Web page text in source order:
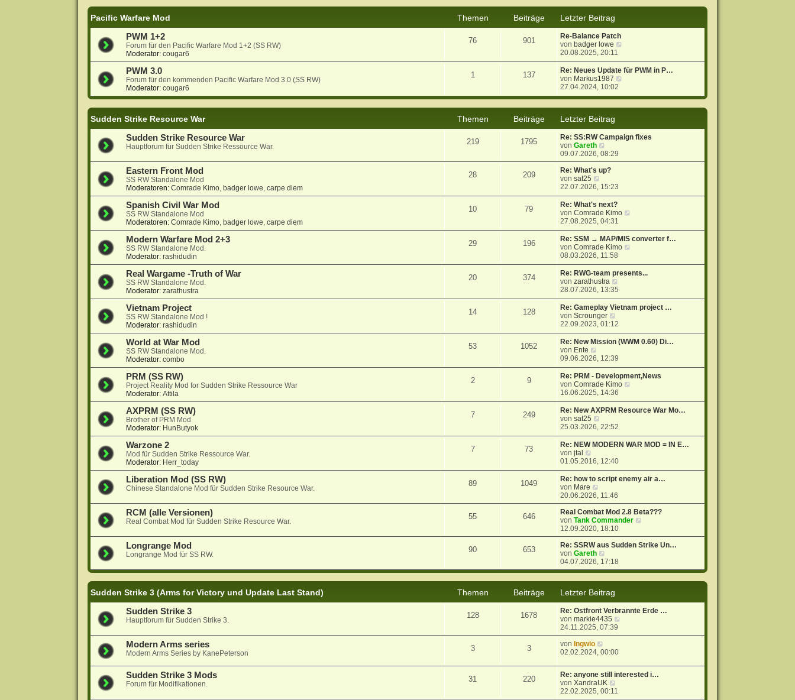
a
g
i
g
e
i
t
g
Pacific Warfare Mod Themen Beiträge
Letzter Beitrag
PWM 1+2
Forum für den Pacific Warfare Mod 1+2 (SS RW)
Moderator: cougar6
76 901
Re-Balance Patch
von badger lowe
u
e
r
B
t
g
20.08.2025, 20:11
PWM 3.0
Forum für den kommenden Pacific Warfare Mod 3.0 (SS RW)
Moderator: cougar6
1 137
Re: Neues Update für PWM in P…
von Markus1987
u
e
r
i
g
27.04.2024, 10:02
Sudden Strike Resource War Themen Beiträge
Letzter Beitrag
Sudden Strike Resource War
Hauptforum für Sudden Strike Ressource War.
219 1795
Re: SS:RW Campaign fixes
vonGareth
e
u
e
t
e
r
B
e
t
r
a
09.07.2026, 08:29
Eastern Front Mod
SS RW Standalone Mod
Moderatoren: Comrade Kimo, badger lowe, carpe diem
28 209
Re: What's up?
vonsat25
e
u
e
s
t
r
B
e
r
a
g
22.07.2026, 15:23
Spanish Civil War Mod
SS RW Standalone Mod
Moderatoren: Comrade Kimo, badger lowe, carpe diem
10 79
Re: What's next?
vonComrade Kimo
u
e
r
r
27.08.2025, 04:31
Modern Warfare Mod 2+3
SS RW Standalone Mod.
Moderator: rashidudin
29 196
Re: SSM → MAP/MIS converter f…
vonComrade Kimo
u
e
r
t
r
08.03.2026, 11:58
Real Wargame -Truth of War
SS RW Standalone Mod.
Moderator: zarathustra
20 374
Re: RWG-team presents...
vonzarathustra
u
e
r
B
r
a
28.07.2026, 13:35
Vietnam Project
SS RW Standalone Mod !
Moderator: rashidudin
14 128
Re: Gameplay Vietnam project …
vonScrounger
e
u
e
t
r
B
e
r
a
g
22.09.2023, 01:12
World at War Mod
SS RW Standalone Mod.
Moderator: combo
53 1052
Re: New Mission (WWM 0.60) Di…
von Ente
e
u
e
s
r
B
e
i
t
r
a
g
09.06.2026, 12:39
PRM (SS RW)
Project Reality Mod for Sudden Strike Ressource War
Moderator: Attila
2 9
Re: PRM - Development,News
vonComrade Kimo
u
e
r
r
16.06.2025, 14:36
AXPRM (SS RW)
Brother of PRM Mod
Moderator: HunButyok
7 249
Re: New AXPRM Resource War Mo…
vonsat25
e
u
e
t
r
e
t
r
a
25.03.2026, 22:52
Warzone 2
Mod für Sudden Strike Ressource War.
Moderator: Herr_today
7 73
Re: NEW MODERN WAR MOD = IN E…
vonjtal
e
u
e
s
t
e
r
B
e
i
t
r
a
g
01.05.2016, 12:40
Liberation Mod (SS RW)
Chinese Standalone Mod für Sudden Strike Resource War.
89 1049
Re: how to script enemy air a…
von Mare
e
u
e
s
e
r
B
e
i
a
g
20.06.2026, 11:46
RCM (alle Versionen)
Real Combat Mod für Sudden Strike Resource War.
55 646
Real Combat Mod 2.8 Beta???
vonTank Commander
u
e
e
i
t
g
12.09.2020, 18:10
Longrange Mod
Longrange Mod für SS RW.
90 653
Re: SSRW aus Sudden Strike Un…
vonGareth
e
u
t
e
r
B
e
i
r
g
04.07.2026, 17:18
Sudden Strike 3 (Arms for Victory und Update Last Stand) Themen Beiträge
Letzter Beitrag
Sudden Strike 3
Hauptforum für Sudden Strike 3.
128 1678
Re: Ostfront Verbrannte Erde …
vonmarkie4435
u
e
r
24.11.2025, 07:39
Modern Arms series
Modern Arms Series by KanePeterson
3 3 von Ingwio
e
e
s
t
e
02.02.2024, 00:00
Sudden Strike 3 Mods
Forum für Modifikationen.
31 220
Re: anyone still interested i…
vonXandraUK
22.02.2025, 00:11